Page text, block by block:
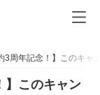
3周年記念！】このキ
】このキャン